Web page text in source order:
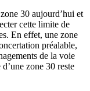
30 aujourd’hui et
cette limite de
En effet, une zone
préalable,
de la voie
zone 30 reste